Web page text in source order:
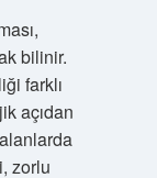
bilinir.
farklı
açıdan
zorlu